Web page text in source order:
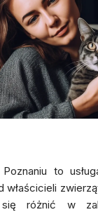
to
właścicieli
się różnić w